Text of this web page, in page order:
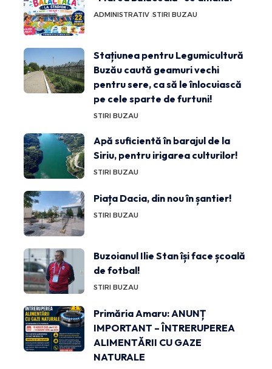
ADMINISTRATIV STIRI BUZAU
Stațiunea pentru Legumicultură
Buzău caută geamuri vechi
pentru sere, ca să le înlocuiască
pe cele sparte de furtuni!
STIRI BUZAU
Apă suficientă în barajul de la
Siriu, pentru irigarea culturilor!
STIRI BUZAU
Piața Dacia, din nou în șantier!
STIRI BUZAU
Buzoianul Ilie Stan își face școală
de fotbal!
STIRI BUZAU
Primăria Amaru: ANUNȚ
IMPORTANT – ÎNTRERUPEREA
ALIMENTĂRII CU GAZE
NATURALE